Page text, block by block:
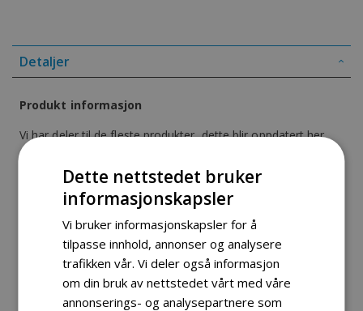
Detaljer
Produkt informasjon
Vi har deler til de fleste produkter, dette blir oppdatert her
snart.
Vennligst kom tilbake senere, eller ta kontakt med oss pr tlf:
40001767 for bestilling.
NB: Produkter kjøpt hos oss har et produktdatablad med på
varen, vennligst ha varenummer og beskrivelse klar ved
bestillinger pr telefon.
Dette nettstedet bruker
informasjonskapsler
Vi bruker informasjonskapsler for å
tilpasse innhold, annonser og analysere
trafikken vår. Vi deler også informasjon
om din bruk av nettstedet vårt med våre
annonserings- og analysepartnere som